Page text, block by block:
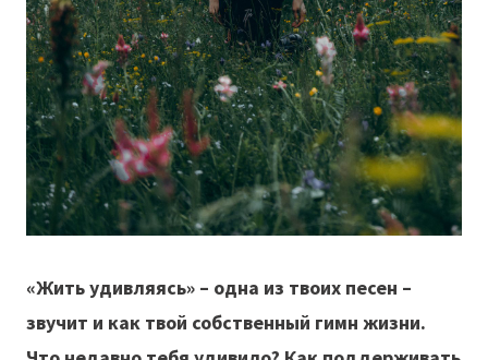
«Жить удивляясь» – одна из твоих песен –
звучит и как твой собственный гимн жизни.